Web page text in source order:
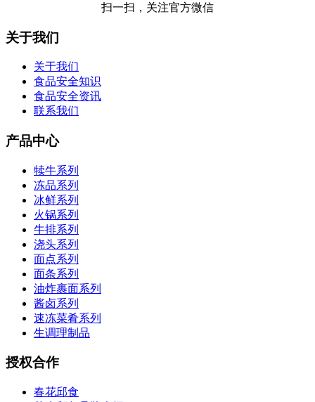
扫一扫，关注官方微信
关于我们
关于我们
食品安全知识
食品安全资讯
联系我们
产品中心
犊牛系列
冻品系列
冰鲜系列
火锅系列
牛排系列
浇头系列
面点系列
面条系列
油炸裹面系列
酱卤系列
速冻菜肴系列
生调理制品
授权合作
春花邱食